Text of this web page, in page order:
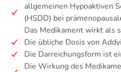
allgemeinen Hypoaktiven
(HSDD) bei
Das Medikament wirkt als
Die übliche Dosis von
Die Darreichungsform ist
Die Wirkung des